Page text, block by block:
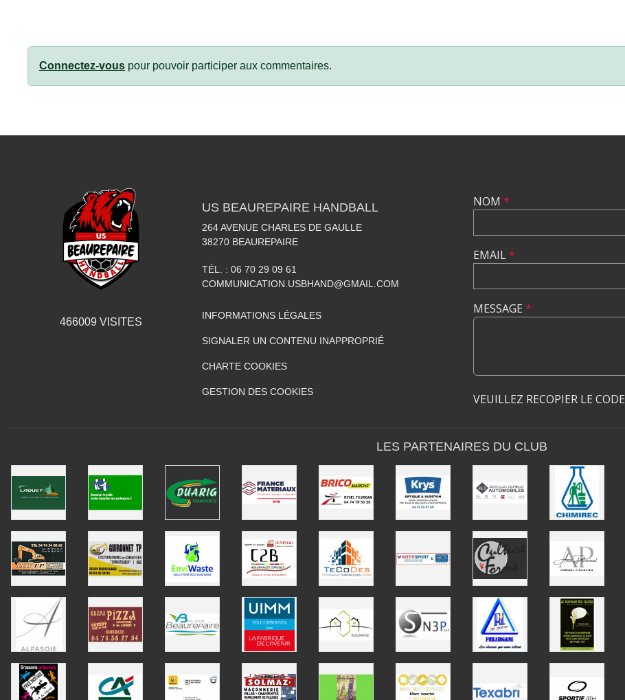
Connectez-vous pour pouvoir participer aux commentaires.
466009 VISITES
US BEAUREPAIRE HANDBALL
264 AVENUE CHARLES DE GAULLE
38270 BEAUREPAIRE
TÉL. : 06 70 29 09 61
COMMUNICATION.USBHAND@GMAIL.COM
INFORMATIONS LÉGALES
SIGNALER UN CONTENU INAPPROPRIÉ
CHARTE COOKIES
GESTION DES COOKIES
NOM *
EMAIL*
MESSAGE *
VEUILLEZ RECOPIER LE CODE
LES PARTENAIRES DU CLUB